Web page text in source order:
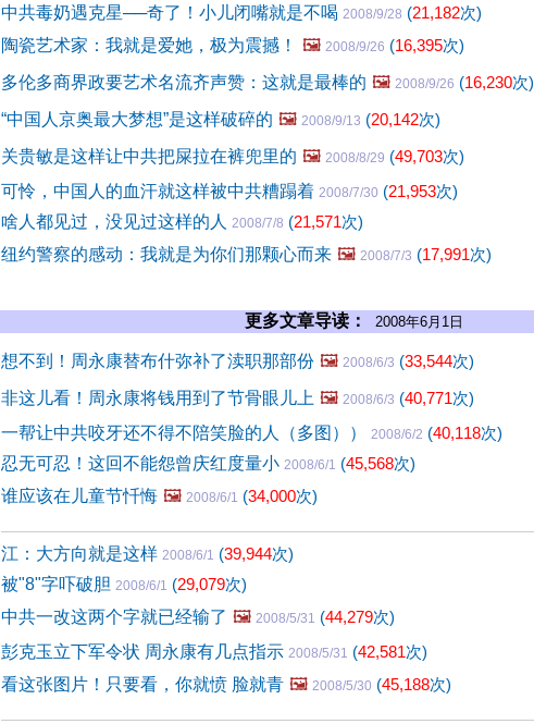
中共毒奶遇克星──奇了！小儿闭嘴就是不喝 2008/9/28 (21,182次)
陶瓷艺术家：我就是爱她，极为震撼！
🖼️ 2008/9/26 (16,395次)
多伦多商界政要艺术名流齐声赞：这就是最棒的 🖼️ 2008/9/26 (16,230次)
“中国人京奥最大梦想”是这样破碎的 🖼️ 2008/9/13 (20,142次)
关贵敏是这样让中共把屎拉在裤兜里的 🖼️ 2008/8/29 (49,703次)
可怜，中国人的血汗就这样被中共糟蹋着 2008/7/30 (21,953次)
啥人都见过，没见过这样的人 2008/7/8 (21,571次)
纽约警察的感动：我就是为你们那颗心而来 🖼️ 2008/7/3 (17,991次)
更多文章导读： 2008年6月1日
想不到！周永康替布什弥补了渎职那部份 🖼️ 2008/6/3 (33,544次)
非这儿看！周永康将钱用到了节骨眼儿上 🖼️ 2008/6/3 (40,771次)
一帮让中共咬牙还不得不陪笑脸的人（多图））
2008/6/2 (40,118次)
忍无可忍！这回不能怨曾庆红度量小 2008/6/1 (45,568次)
谁应该在儿童节忏悔 🖼️ 2008/6/1 (34,000次)
江：大方向就是这样 2008/6/1 (39,944次)
被"8"字吓破胆 2008/6/1 (29,079次)
中共一改这两个字就已经输了 🖼️ 2008/5/31 (44,279次)
彭克玉立下军令状 周永康有几点指示 2008/5/31 (42,581次)
看这张图片！只要看，你就愤 脸就青 🖼️ 2008/5/30 (45,188次)